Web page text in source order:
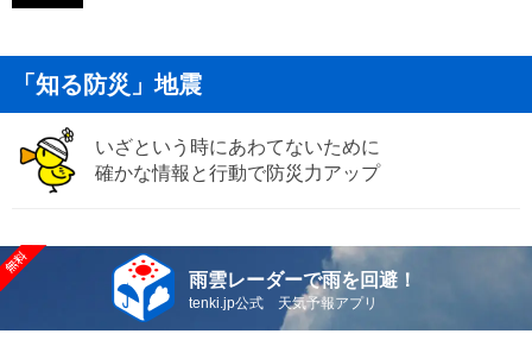
「知る防災」地震
いざという時にあわてないために
確かな情報と行動で防災力アップ
雨雲レーダーで雨を回避！
tenki.jp公式 天気予報アプリ